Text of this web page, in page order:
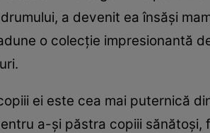
a devenit ea însăşi
o colecţie impresionantă
ei este cea mai puternică
a-şi păstra copiii